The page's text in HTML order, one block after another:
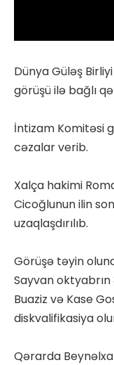
Dünya Güləş
görüşü ilə bağlı
İntizam Komitəsi
cəzalar verib.
Xalça hakimi
Cicoğlunun ilin
uzaqlaşdırılıb.
Görüşə təyin
Sayvan
Buaziz və Kase
diskvalifikasiya
Qərarda